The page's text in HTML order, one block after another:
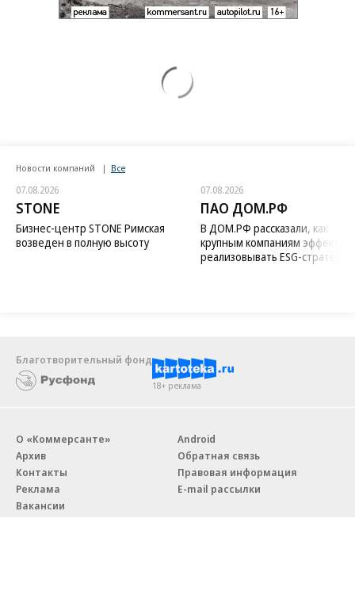
Новости компаний Все
07.08.2026
STONE
Бизнес-центр STONE Римская
возведен в полную высоту
07.08.2026
ПАО ДОМ.РФ
В ДОМ.РФ рассказали, как
крупным компаниям
реализовывать ESG-стратегию
Благотворительный фонд
18+ реклама
О «Коммерсанте»
Архив
Контакты
Реклама
Вакансии
Android
Обратная связь
Правовая информация
E-mail рассылки